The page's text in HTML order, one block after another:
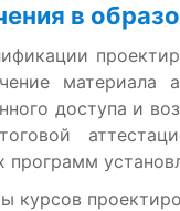
в
материала
доступа и
программ
курсов